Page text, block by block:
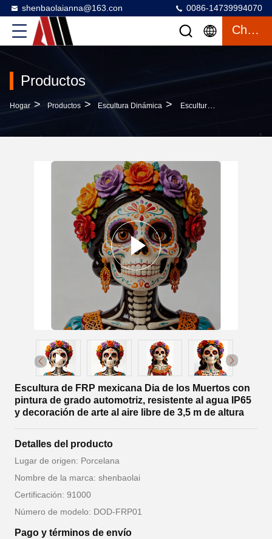
shenbaolaianna@163.con 0086-14739994070
Charlar
Productos
Hogar > Productos > Escultura Dinámica > Escultura De FRP Mexicana Dia De Los Muertos Con Pintura De Grado Automotriz, Resistente Al Agua IP65 Y Decoración De Arte Al Aire Libre De 3,5 M De Altura
Escultura de FRP mexicana Dia de los Muertos con
pintura de grado automotriz, resistente al agua IP65
y decoración de arte al aire libre de 3,5 m de altura
Detalles del producto
Lugar de origen: Porcelana
Nombre de la marca: shenbaolai
Certificación: 91000
Número de modelo: DOD-FRP01
Pago y términos de envío